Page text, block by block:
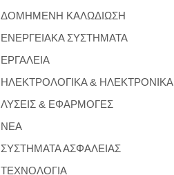
ΔΟΜΗΜΕΝΗ ΚΑΛΩΔΙΩΣΗ
ΕΝΕΡΓΕΙΑΚΑ ΣΥΣΤΗΜΑΤΑ
ΕΡΓΑΛΕΙΑ
ΗΛΕΚΤΡΟΛΟΓΙΚΑ & ΗΛΕΚΤΡΟΝΙΚΑ
ΛΥΣΕΙΣ & ΕΦΑΡΜΟΓΕΣ
ΝΕΑ
ΣΥΣΤΗΜΑΤΑ ΑΣΦΑΛΕΙΑΣ
ΤΕΧΝΟΛΟΓΙΑ